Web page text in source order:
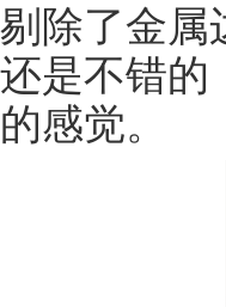
剔除了金属
还是不错的
的感觉。